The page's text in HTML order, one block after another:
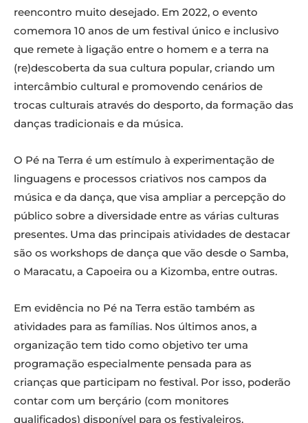
reencontro muito desejado. Em 2022, o evento
comemora 10 anos de um festival único e inclusivo
que remete à ligação entre o homem e a terra na
(re)descoberta da sua cultura popular, criando um
intercâmbio cultural e promovendo cenários de
trocas culturais através do desporto, da formação das
danças tradicionais e da música.
O Pé na Terra é um estímulo à experimentação de
linguagens e processos criativos nos campos da
música e da dança, que visa ampliar a percepção do
público sobre a diversidade entre as várias culturas
presentes. Uma das principais atividades de destacar
são os workshops de dança que vão desde o Samba,
o Maracatu, a Capoeira ou a Kizomba, entre outras.
Em evidência no Pé na Terra estão também as
atividades para as famílias. Nos últimos anos, a
organização tem tido como objetivo ter uma
programação especialmente pensada para as
crianças que participam no festival. Por isso, poderão
contar com um berçário (com monitores
qualificados) disponível para os festivaleiros.